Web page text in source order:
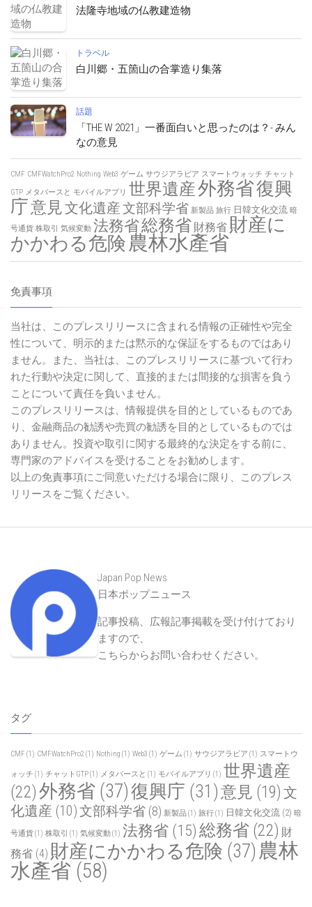
法隆寺地域の仏教建造物
トラベル
白川郷・五箇山の合掌造り集落
話題
「THE W 2021」一番面白いと思ったのは？- みん
なの意見
CMF CMFWatchPro2 Nothing Web3 ゲーム サウジアラビア スマートウォッチ チャット
GTP メタバースと モバイルアプリ 世界遺産外務省復興
庁意見文化遺産文部科学省 新製品 旅行 日韓文化交流 暗
号通貨 株取引 気候変動 法務省総務省 財務省 財産に
かかわる危険 農林水產省
免責事項
当社は、このプレスリリースに含まれる情報の正確性や完全
性について、明示的または黙示的な保証をするものではあり
ません。また、当社は、このプレスリリースに基づいて行わ
れた行動や決定に関して、直接的または間接的な損害を負う
ことについて責任を負いません。
このプレスリリースは、情報提供を目的としているものであ
り、金融商品の勧誘や売買の勧誘を目的としているものでは
ありません。投資や取引に関する最終的な決定をする前に、
専門家のアドバイスを受けることをお勧めします。
以上の免責事項にご同意いただける場合に限り、このプレス
リリースをご覧ください。
Japan Pop News
日本ポップニュース
記事投稿、広報記事掲載を受け付けており
ますので、
こちらからお問い合わせください。
タグ
CMF (1) CMFWatchPro2 (1) Nothing (1) Web3 (1) ゲーム (1) サウジアラビア (1) スマートウ
ォッチ (1) チャットGTP(1) メタバースと (1) モバイルアプリ (1) 世界遺産
(22)外務省 (37)復興庁 (31)意見 (19) 文
化遺産 (10)文部科学省 (8) 新製品(1) 旅行(1) 日韓文化交流 (2) 暗
号通貨(1) 株取引 (1) 気候変動(1) 法務省 (15) 総務省 (22) 財
務省 (4) 財産にかかわる危険 (37) 農林
水產省 (58)